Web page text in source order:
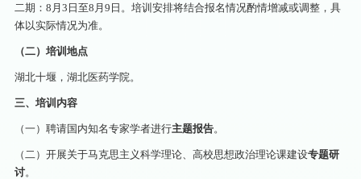
二期：8月3日至8月9日。培训安排将结合报名情况酌情增减或调整，具
体以实际情况为准。
（二）培训地点
湖北十堰，湖北医药学院。
三、培训内容
（一）聘请国内知名专家学者进行主题报告。
（二）开展关于马克思主义科学理论、高校思想政治理论课建设专题研
讨。